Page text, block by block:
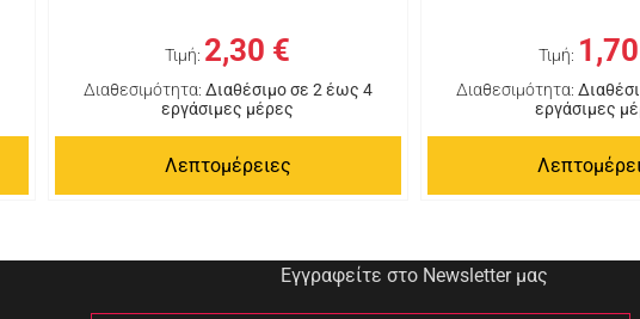
Τιμή: 2,30 €
Διαθεσιμότητα: Διαθέσιμο σε 2 έως 4
εργάσιμες μέρες
Λεπτομέρειες
Τιμή:
Διαθεσιμότητα:
εργάσιμες
Εγγραφείτε στο Newsletter μας